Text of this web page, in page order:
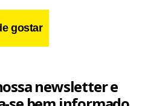
gostar
newsletter e